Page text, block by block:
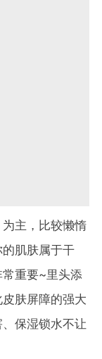
主，比较懒惰
肌肤属于干
重要~里头添
肤屏障的强大
保湿锁水不让